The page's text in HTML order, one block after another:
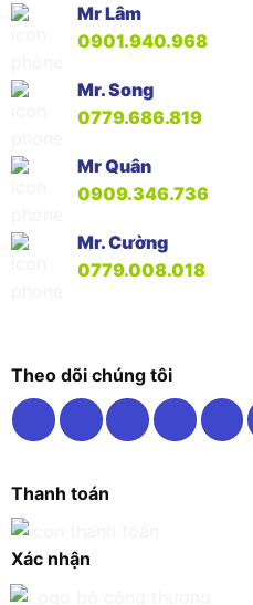
Mr Lâm
0901.940.968
Mr. Song
0779.686.819
Mr Quân
0909.346.736
Mr. Cường
0779.008.018
Theo dõi chúng tôi
Thanh toán
Xác nhận